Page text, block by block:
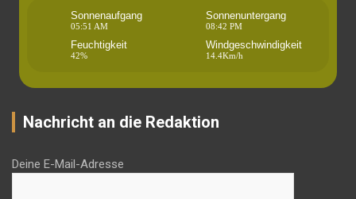
Sonnenaufgang
05:51 AM
Sonnenuntergang
08:42 PM
Feuchtigkeit
42%
Windgeschwindigkeit
14.4Km/h
Nachricht an die Redaktion
Deine E-Mail-Adresse